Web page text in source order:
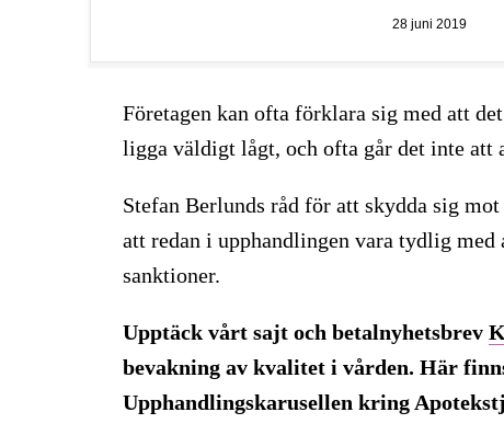
28 juni 2019
Företagen kan ofta förklara sig med att
ligga väldigt lågt, och ofta går det inte att
Stefan Berlunds råd för att skydda sig
att redan i upphandlingen vara tydlig
sanktioner.
Upptäck vårt sajt och betalnyhetsbrev
bevakning av kvalitet i vården. Här
Upphandlingskarusellen kring